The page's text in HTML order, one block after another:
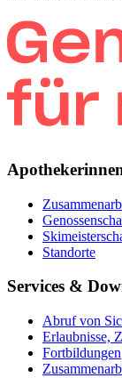
Standorte
Services &
Abruf von
Erlaubnisse,
Fortbildungen